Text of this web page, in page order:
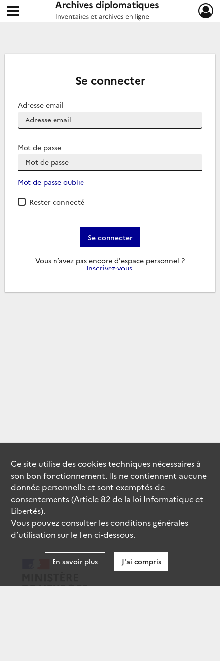
Archives diplomatiques
Ouvrir le menu déroulant
Se connecter
Adresse email
Mot de passe
Mot de passe oublié
Rester connecté
Se connecter
Vous n’avez pas encore d'espace personnel ?
Inscrivez-vous.
Ce site utilise descookiestechniques nécessaires à
son bon fonctionnement. Ils ne contiennent aucune
donnée personnelle et sont exemptés de
consentements (Article 82 de la loi Informatique et
Libertés).
Vous pouvez consulter les conditions générales
d’utilisation sur le lien ci-dessous.
En savoir plus J'ai compris